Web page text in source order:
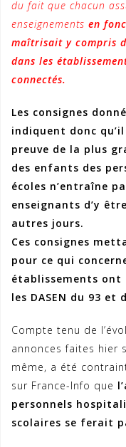
du fait que chacun
enseignements en
maîtrisait y compris
dans les
connectés.
Les consignes
indiquent donc
preuve de la plus
des enfants des
écoles n’entraîne
enseignants d’y
autres jours.
Ces consignes
pour ce qui
établissements ont
les DASEN du 93 et
Compte tenu de
annonces faites hier
même, a été
sur France-Info que
personnels
scolaires se ferait